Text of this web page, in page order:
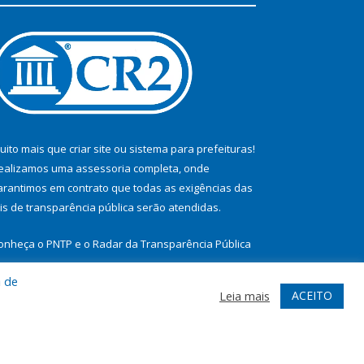
mais que criar site ou sistema para prefeituras!
uma assessoria completa, onde
em contrato que todas as exigências das
de transparência pública serão atendidas.
o PNTP e o Radar da Transparência Pública
de
Leia mais ACEITO